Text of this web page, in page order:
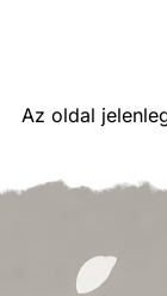
Az oldal